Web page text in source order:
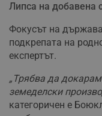
Липса на добавена
Фокусът на
подкрепата на
експертът.
„Трябва да
земеделски
категоричен е